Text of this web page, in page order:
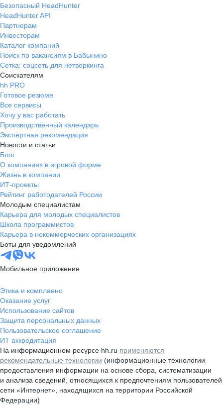
Безопасный HeadHunter
HeadHunter API
Партнерам
Инвесторам
Каталог компаний
Поиск по вакансиям в Бабынино
Сетка: соцсеть для нетворкинга
Соискателям
hh PRO
Готовое резюме
Все сервисы
Хочу у вас работать
Производственный календарь
Экспертная рекомендация
Новости и статьи
Блог
О компаниях в игровой форме
Жизнь в компании
ИТ-проекты
Рейтинг работодателей России
Молодым специалистам
Карьера для молодых специалистов
Школа программистов
Карьера в некоммерческих организациях
Боты для уведомлений
Мобильное приложение
Этика и комплаенс
Оказание услуг
Использование сайтов
Защита персональных данных
Пользовательское соглашение
ИТ аккредитация
На информационном ресурсе hh.ru применяются
рекомендательные технологии (информационные технологии
предоставления информации на основе сбора, систематизации
и анализа сведений, относящихся к предпочтениям пользователей
сети «Интернет», находящихся на территории Российской
Федерации)